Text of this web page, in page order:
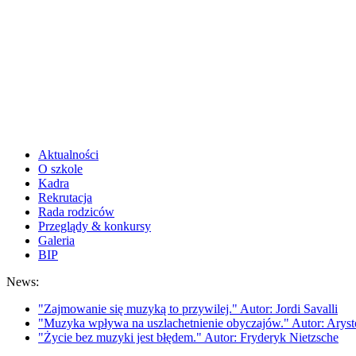
Aktualności
O szkole
Kadra
Rekrutacja
Rada rodziców
Przeglądy & konkursy
Galeria
BIP
News:
"Zajmowanie się muzyką to przywilej." Autor: Jordi Savalli
"Muzyka wpływa na uszlachetnienie obyczajów." Autor:
"Życie bez muzyki jest błędem." Autor: Fryderyk Nietzsche